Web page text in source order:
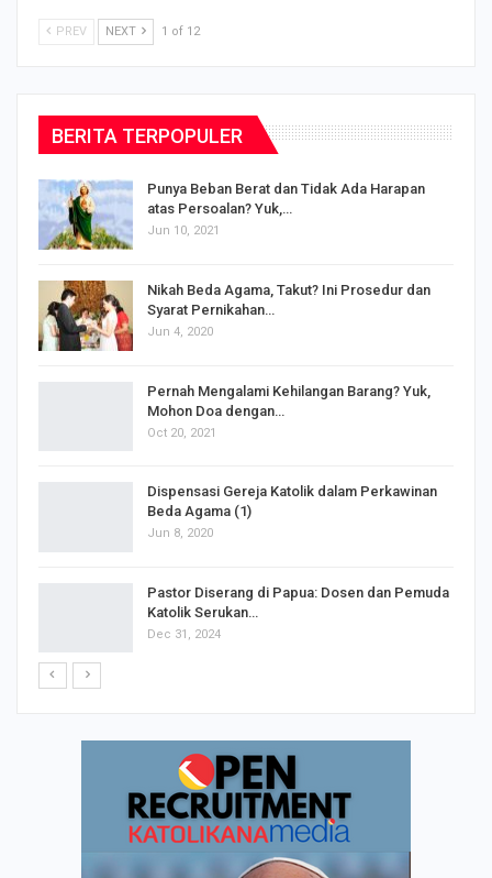
PREV NEXT 1 of 12
BERITA TERPOPULER
Punya Beban Berat dan Tidak Ada Harapan
atas Persoalan? Yuk,…
Jun 10, 2021
Nikah Beda Agama, Takut? Ini Prosedur dan
Syarat Pernikahan…
Jun 4, 2020
Pernah Mengalami Kehilangan Barang? Yuk,
Mohon Doa dengan…
Oct 20, 2021
Dispensasi Gereja Katolik dalam Perkawinan
Beda Agama (1)
Jun 8, 2020
Pastor Diserang di Papua: Dosen dan Pemuda
Katolik Serukan…
Dec 31, 2024